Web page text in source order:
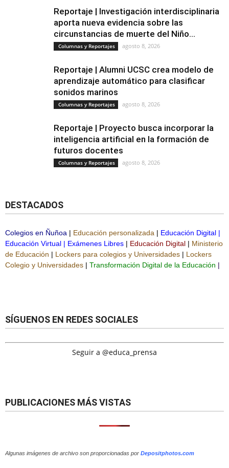
Reportaje | Investigación interdisciplinaria
aporta nueva evidencia sobre las
circunstancias de muerte del Niño...
Columnas y Reportajes agosto 8, 2026
Reportaje | Alumni UCSC crea modelo de
aprendizaje automático para clasificar
sonidos marinos
Columnas y Reportajes agosto 8, 2026
Reportaje | Proyecto busca incorporar la
inteligencia artificial en la formación de
futuros docentes
Columnas y Reportajes agosto 8, 2026
DESTACADOS
Colegios en Ñuñoa | Educación personalizada | Educación Digital |
Educación Virtual | Exámenes Libres | Educación Digital | Ministerio
de Educación | Lockers para colegios y Universidades | Lockers
Colegio y Universidades | Transformación Digital de la Educación |
SÍGUENOS EN REDES SOCIALES
Seguir a @educa_prensa
PUBLICACIONES MÁS VISTAS
Algunas imágenes de archivo son proporcionadas por Depositphotos.com